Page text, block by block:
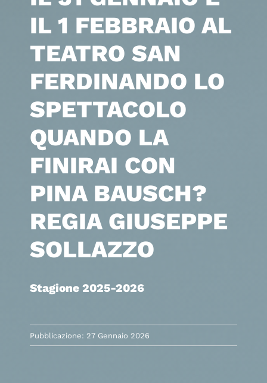
IL 1 FEBBRAIO AL
TEATRO SAN
FERDINANDO LO
SPETTACOLO
QUANDO LA
FINIRAI CON
PINA BAUSCH?
REGIA GIUSEPPE
SOLLAZZO
Stagione 2025-2026
Pubblicazione: 27 Gennaio 2026